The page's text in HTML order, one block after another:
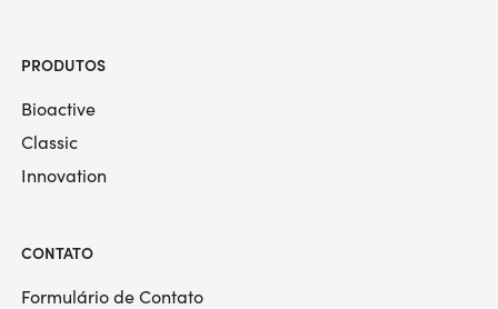
PRODUTOS
Bioactive
Classic
Innovation
CONTATO
Formulário de Contato